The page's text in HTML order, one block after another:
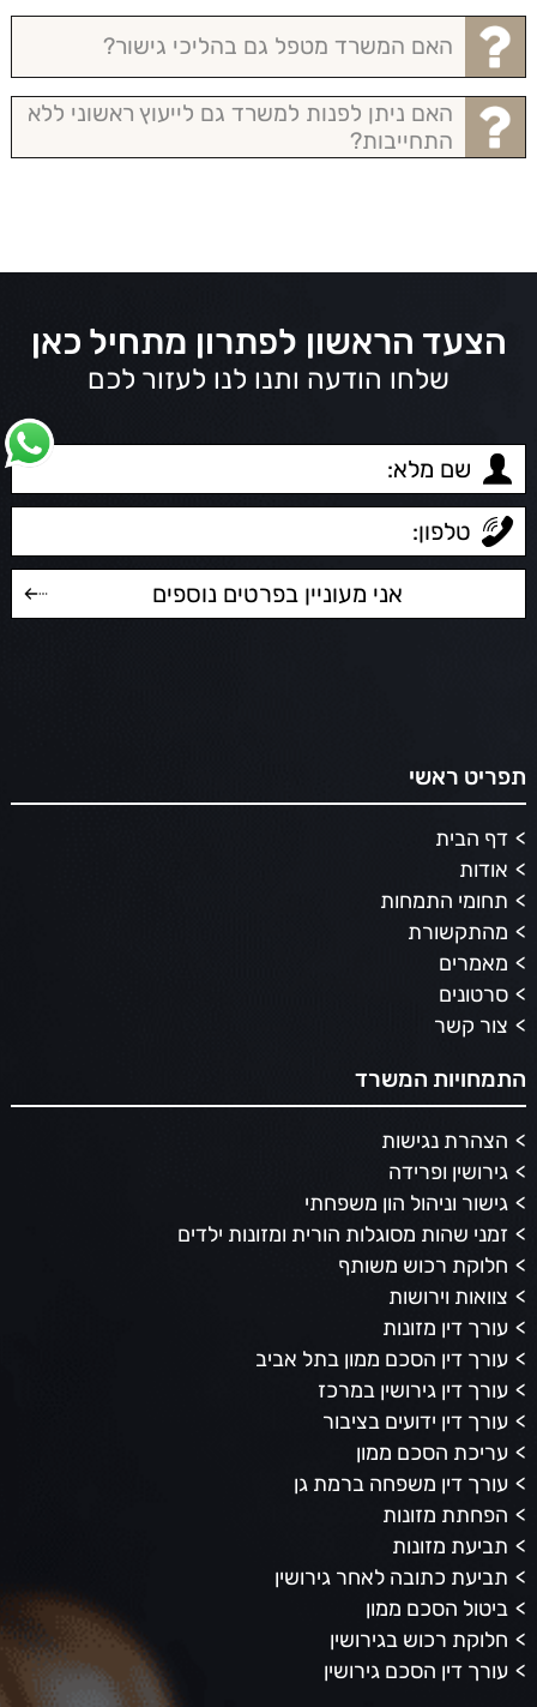
האם המשרד מטפל גם בהליכי גישור?
האם ניתן לפנות למשרד גם לייעוץ ראשוני ללא
התחייבות?
הצעד הראשון לפתרון מתחיל כאן
שלחו הודעה ותנו לנו לעזור לכם
תפריט ראשי
דף הבית
אודות
תחומי התמחות
מהתקשורת
מאמרים
סרטונים
צור קשר
התמחויות המשרד
הצהרת נגישות
גירושין ופרידה
גישור וניהול הון משפחתי
זמני שהות מסוגלות הורית ומזונות ילדים
חלוקת רכוש משותף
צוואות וירושות
עורך דין מזונות
עורך דין הסכם ממון בתל אביב
עורך דין גירושין במרכז
עורך דין ידועים בציבור
עריכת הסכם ממון
עורך דין משפחה ברמת גן
הפחתת מזונות
תביעת מזונות
תביעת כתובה לאחר גירושין
ביטול הסכם ממון
חלוקת רכוש בגירושין
עורך דין הסכם גירושין